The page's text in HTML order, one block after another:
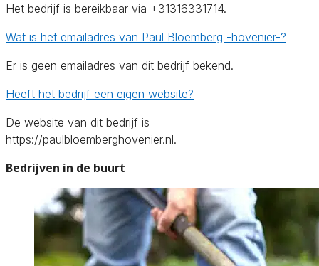
Het bedrijf is bereikbaar via +31316331714.
Wat is het emailadres van Paul Bloemberg -hovenier-?
Er is geen emailadres van dit bedrijf bekend.
Heeft het bedrijf een eigen website?
De website van dit bedrijf is
https://paulbloemberghovenier.nl.
Bedrijven in de buurt